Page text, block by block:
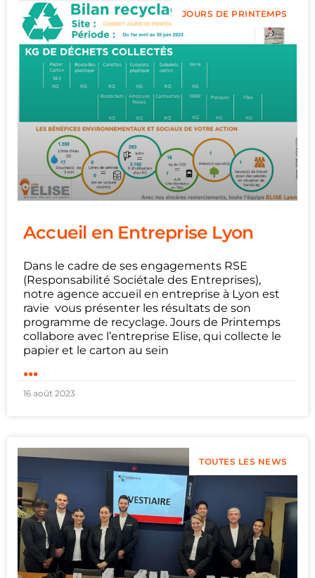
JOURS DE PRINTEMPS
Accueil en Entreprise Lyon
Dans le cadre de ses engagements RSE
(Responsabilité Sociétale des Entreprises),
notre agence accueil en entreprise à Lyon est
ravie vous présenter les résultats de son
programme de recyclage. Jours de Printemps
collabore avec l’entreprise Elise, qui collecte le
papier et le carton au sein
...
16 août 2023
TOUTES LES NEWS